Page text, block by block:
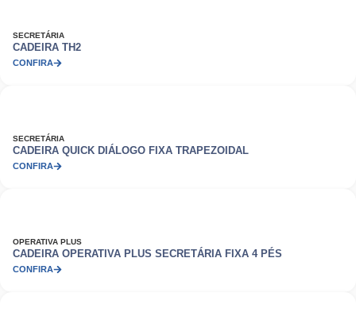
SECRETÁRIA
CADEIRA TH2
CONFIRA
SECRETÁRIA
CADEIRA QUICK DIÁLOGO FIXA TRAPEZOIDAL
CONFIRA
OPERATIVA PLUS
CADEIRA OPERATIVA PLUS SECRETÁRIA FIXA 4 PÉS
CONFIRA